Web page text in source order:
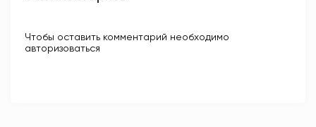
Чтобы оставить комментарий необходимо
авторизоваться